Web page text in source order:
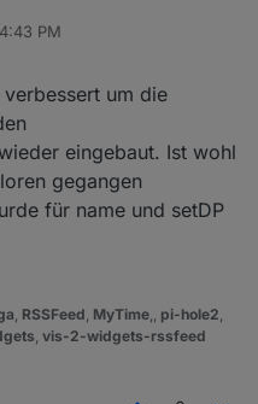
Widget sieht läuft der Timer.
PM
um die
eingebaut. Ist wohl
gegangen
für name und setDP
, RSSFeed, MyTime,, pi-hole2,
, vis-2-widgets-rssfeed